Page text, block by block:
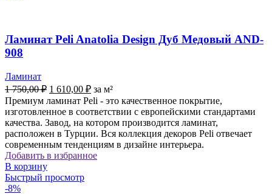
Ламинат Peli Anatolia Design Дуб Медовый AND-
908
Ламинат
1 750,00₽ Первоначальная
цена
составляла
1
750,00 ₽.
1 610,00 ₽Текущая
цена:
1
610,00 ₽.
за м²
Премиум ламинат Peli - это качественное покрытие,
изготовленное в соответствии с европейскими стандартами
качества. Завод, на котором производится ламинат,
расположен в Турции. Вся коллекция декоров Peli отвечает
современным тенденциям в дизайне интерьера.
Добавить в избранное
В корзину
Быстрый просмотр
-8%